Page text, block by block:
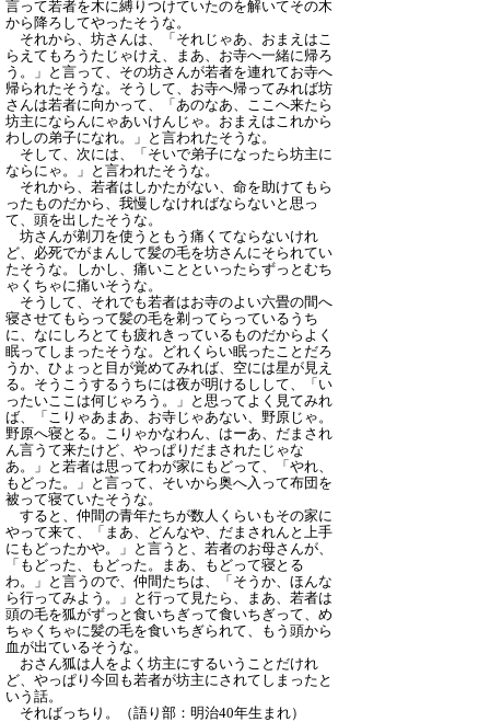
言って若者を木に縛りつけていたのを解いてその木
から降ろしてやったそうな。
それから、坊さんは、「それじゃあ、おまえはこ
らえてもろうたじゃけえ、まあ、お寺へ一緒に帰ろ
う。」と言って、その坊さんが若者を連れてお寺へ
帰られたそうな。そうして、お寺へ帰ってみれば坊
さんは若者に向かって、「あのなあ、ここへ来たら
坊主にならんにゃあいけんじゃ。おまえはこれから
わしの弟子になれ。」と言われたそうな。
そして、次には、「そいで弟子になったら坊主に
ならにゃ。」と言われたそうな。
それから、若者はしかたがない、命を助けてもら
ったものだから、我慢しなければならないと思っ
て、頭を出したそうな。
坊さんが剃刀を使うともう痛くてならないけれ
ど、必死でがまんして髪の毛を坊さんにそられてい
たそうな。しかし、痛いことといったらずっとむち
ゃくちゃに痛いそうな。
そうして、それでも若者はお寺のよい六畳の間へ
寝させてもらって髪の毛を剃ってらっているうち
に、なにしろとても疲れきっているものだからよく
眠ってしまったそうな。どれくらい眠ったことだろ
うか、ひょっと目が覚めてみれば、空には星が見え
る。そうこうするうちには夜が明けるしして、「い
ったいここは何じゃろう。」と思ってよく見てみれ
ば、「こりゃあまあ、お寺じゃあない、野原じゃ。
野原へ寝とる。こりゃかなわん、はーあ、だまされ
ん言うて来たけど、やっぱりだまされたじゃな
あ。」と若者は思ってわが家にもどって、「やれ、
もどった。」と言って、そいから奥へ入って布団を
被って寝ていたそうな。
すると、仲間の青年たちが数人くらいもその家に
やって来て、「まあ、どんなや、だまされんと上手
にもどったかや。」と言うと、若者のお母さんが、
「もどった、もどった。まあ、もどって寝とる
わ。」と言うので、仲間たちは、「そうか、ほんな
ら行ってみよう。」と行って見たら、まあ、若者は
頭の毛を狐がずっと食いちぎって食いちぎって、め
ちゃくちゃに髪の毛を食いちぎられて、もう頭から
血が出ているそうな。
おさん狐は人をよく坊主にするいうことだけれ
ど、やっぱり今回も若者が坊主にされてしまったと
いう話。
そればっちり。（語り部：明治40年生まれ）